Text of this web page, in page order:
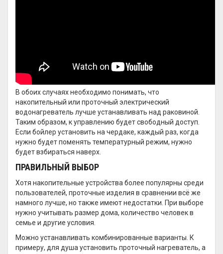
В обоих случаях необходимо понимать, что
накопительный или проточный электрический
водонагреватель лучше устанавливать над раковиной.
Таким образом, к управлению будет свободный доступ.
Если бойлер установить на чердаке, каждый раз, когда
нужно будет поменять температурный режим, нужно
будет взбираться наверх.
ПРАВИЛЬНЫЙ ВЫБОР
Хотя накопительные устройства более популярны среди
пользователей, проточные изделия в сравнении всё же
намного лучше, но также имеют недостатки. При выборе
нужно учитывать размер дома, количество человек в
семье и другие условия.
Можно устанавливать комбинированные варианты. К
примеру, для душа установить проточный нагреватель, а